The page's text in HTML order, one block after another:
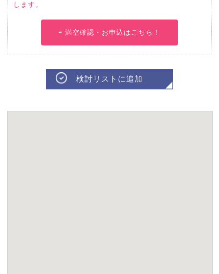
します。
⇨ 満空確認・お申込はこちら！
検討リストに追加